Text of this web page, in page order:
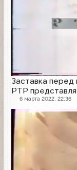
Заставка
РТР
6 марта 2022, 22:36
Заставка анонсов